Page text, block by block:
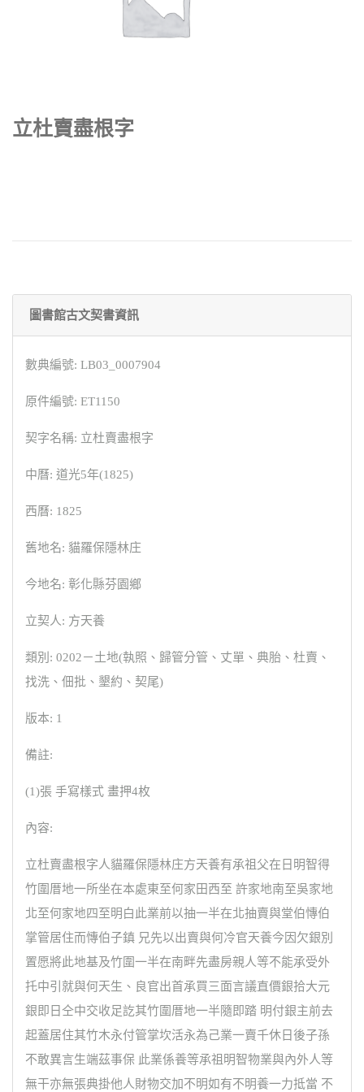
立杜賣盡根字
圖書館古文契書資訊
數典編號: LB03_0007904
原件編號: ET1150
契字名稱: 立杜賣盡根字
中曆: 道光5年(1825)
西曆: 1825
舊地名: 貓羅保隱林庄
今地名: 彰化縣芬園鄉
立契人: 方天養
類別: 0202－土地(執照、歸管分管、丈單、典胎、杜賣、
找洗、佃批、墾約、契尾)
版本: 1
備註:
(1)張 手寫樣式 畫押4枚
內容:
立杜賣盡根字人貓羅保隱林庄方天養有承祖父在日明智得
竹圍厝地一所坐在本處東至何家田西至 許家地南至吳家地
北至何家地四至明白此業前以抽一半在北抽賣與堂伯慱伯
掌管居住而慱伯子鎮 兄先以出賣與何冷官天養今因欠銀別
置愿將此地基及竹圍一半在南畔先盡房親人等不能承受外
托中引就與何天生、良官出首承買三面言議直價銀拾大元
銀即日仝中交收足訖其竹圍厝地一半隨即踏 明付銀主前去
起蓋居住其竹木永付管掌坎活永為己業一賣千休日後子孫
不敢異言生端茲事保 此業係養等承祖明智物業與內外人等
無干亦無張典掛他人財物交加不明如有不明養一力抵當 不